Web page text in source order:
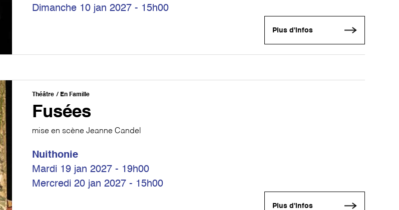
Dimanche 10 jan 2027 - 15h00
Plus d'infos
Théâtre En Famille
Fusées
mise en scène Jeanne Candel
Nuithonie
Mardi 19 jan 2027 - 19h00
Mercredi 20 jan 2027 - 15h00
Plus d'infos